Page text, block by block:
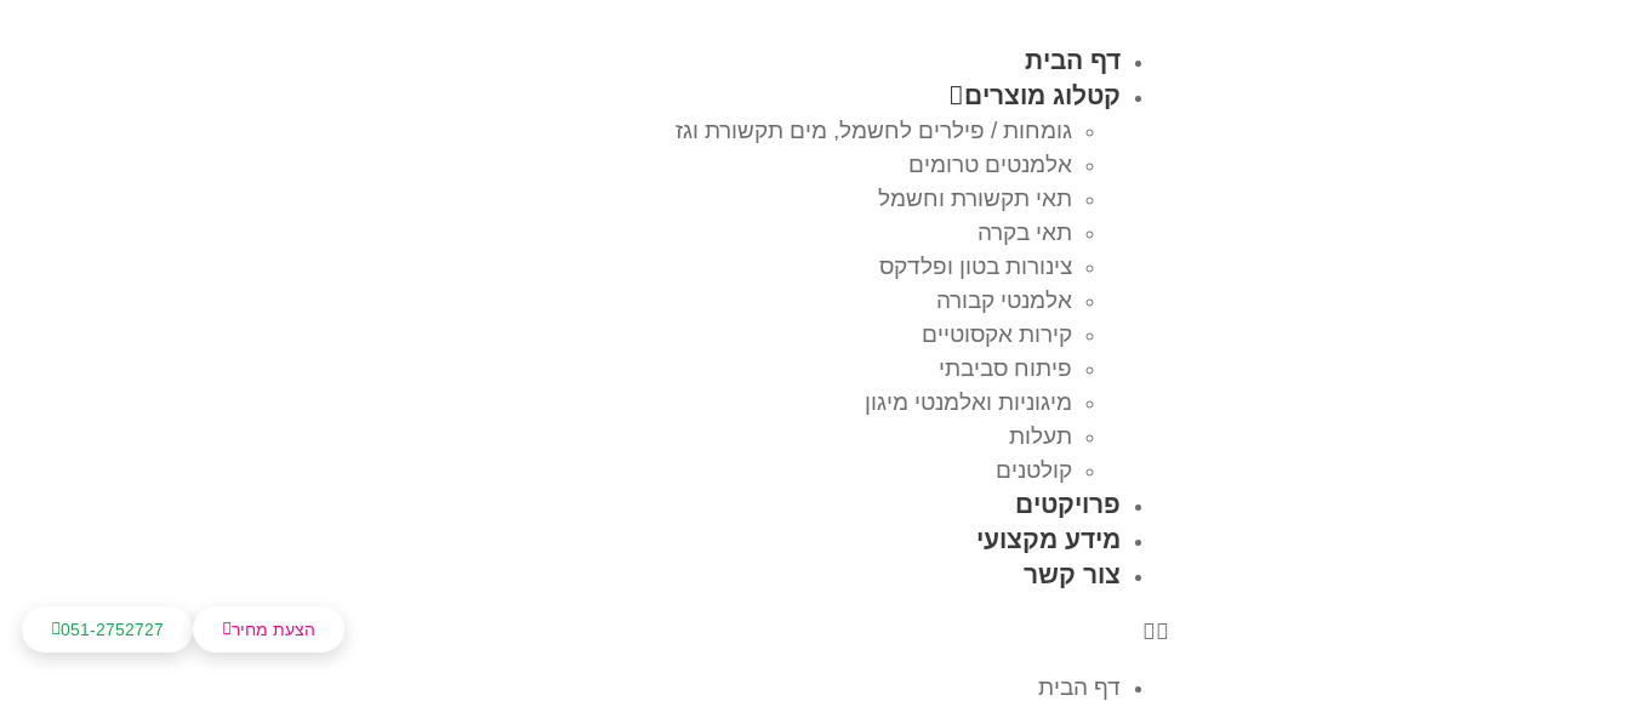
דף הבית
קטלוג מוצרים
גומחות / פילרים לחשמל, מים תקשורת וגז
אלמנטים טרומים
תאי תקשורת וחשמל
תאי בקרה
צינורות בטון ופלדקס
אלמנטי קבורה
קירות אקסוטיים
פיתוח סביבתי
מיגוניות ואלמנטי מיגון
תעלות
קולטנים
פרויקטים
מידע מקצועי
צור קשר
דף הבית
051-2752727 הצעת מחיר